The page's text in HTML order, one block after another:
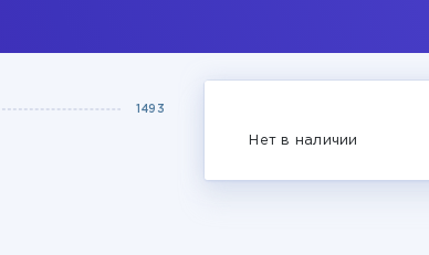
1493
Нет в наличии